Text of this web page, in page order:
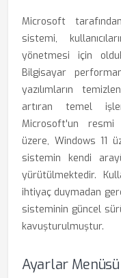
Microsoft
sistemi,
yönetmesi için
Bilgisayar
yazılımların
artıran temel
Microsoft'un resmi
üzere, Windows 11
sistemin kendi
yürütülmektedir.
ihtiyaç duymadan
sisteminin güncel
kavuşturulmuştur.
Ayarlar